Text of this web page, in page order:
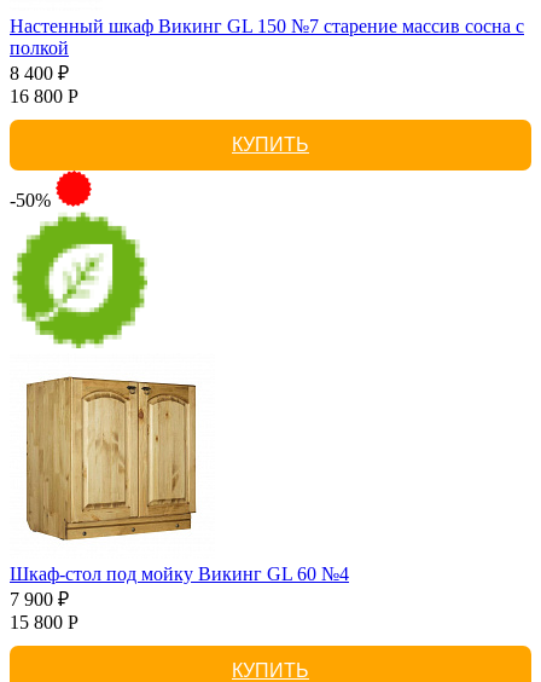
Настенный шкаф Викинг GL 150 №7 старение массив сосна с
полкой
8 400 ₽
16 800 Р
КУПИТЬ
-50%
Шкаф-стол под мойку Викинг GL 60 №4
7 900 ₽
15 800 Р
КУПИТЬ